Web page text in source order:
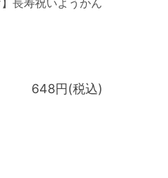
長寿祝いようかん
648円(税込)